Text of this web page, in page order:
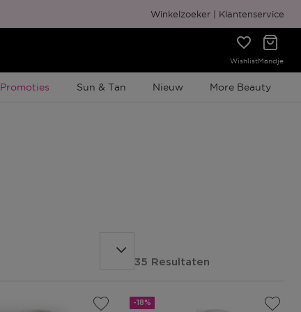
Gratis cadeauverpakking
Winkelzoeker Klantenservice
WishlistMandje
Tijdelijke Promotie
Promoties Sun & Tan Nieuw More Beauty
35 Resultaten
-18%